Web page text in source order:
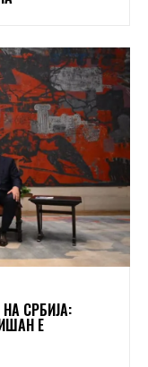
СРБИЈА:
Е